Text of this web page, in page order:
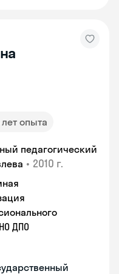
лет опыта
педагогический
• 2010 г.
ДПО